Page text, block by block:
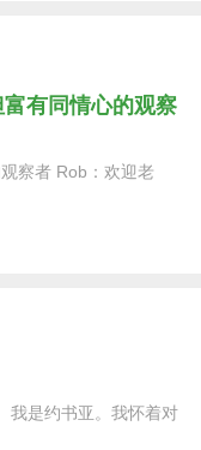
富有同情心的观察
察者 Rob：欢迎老
我是约书亚。我怀着对